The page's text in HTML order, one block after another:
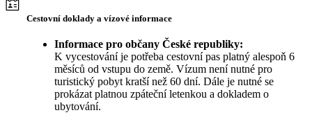
Cestovní doklady a vízové informace
Informace pro občany České republiky:
K vycestování je potřeba cestovní pas platný alespoň 6
měsíců od vstupu do země. Vízum není nutné pro
turistický pobyt kratší než 60 dní. Dále je nutné se
prokázat platnou zpáteční letenkou a dokladem o
ubytování.